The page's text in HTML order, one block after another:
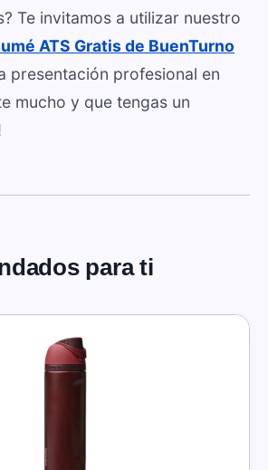
Te invitamos a utilizar nuestro
ATS Gratis de BuenTurno
presentación profesional en
mucho y que tengas un
para ti